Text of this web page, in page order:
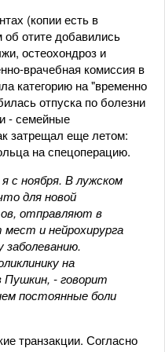
(копии есть в
об отите добавились
остеохондроз и
врачебная комиссия в
категорию на "временно
отпуска по болезни
- семейные
затрещал еще летом:
на спецоперацию.
с ноября. В лужском
для новой
отправляют в
и нейрохирурга
заболеванию.
на
- говорит
постоянные боли
транзакции. Согласно